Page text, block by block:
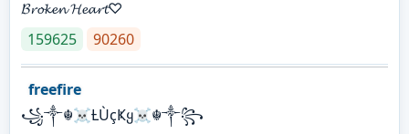
𝓑𝓻𝓸𝓴𝓮𝓷 𝓗𝓮𝓪𝓻𝓽♡
159625
90260
freefire
꧁༒☬☠Ƚ︎ÙçҜყ☠︎☬༒꧂